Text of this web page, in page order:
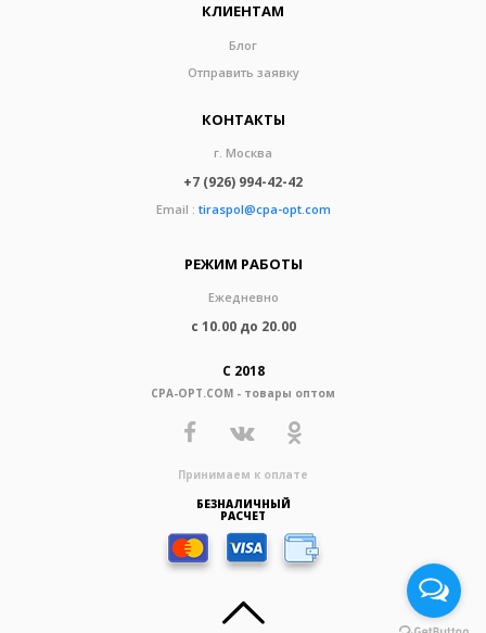
КЛИЕНТАМ
Блог
Отправить заявку
КОНТАКТЫ
г. Москва
+7 (926) 994-42-42
Email : tiraspol@cpa-opt.com
РЕЖИМ РАБОТЫ
Ежедневно
с 10.00 до 20.00
С 2018
CPA-OPT.COM - товары оптом
Принимаем к оплате
БЕЗНАЛИЧНЫЙ
РАСЧЕТ